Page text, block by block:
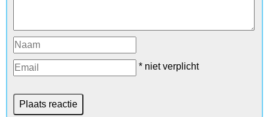
* niet verplicht